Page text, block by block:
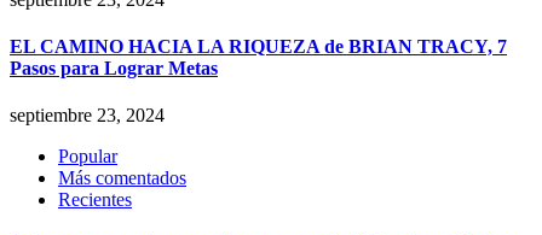
EL CAMINO HACIA LA RIQUEZA de BRIAN TRACY, 7
Pasos para Lograr Metas
septiembre 23, 2024
Popular
Más comentados
Recientes